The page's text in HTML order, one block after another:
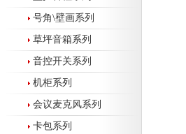
号角\壁画系列
草坪音箱系列
音控开关系列
机柜系列
会议麦克风系列
卡包系列